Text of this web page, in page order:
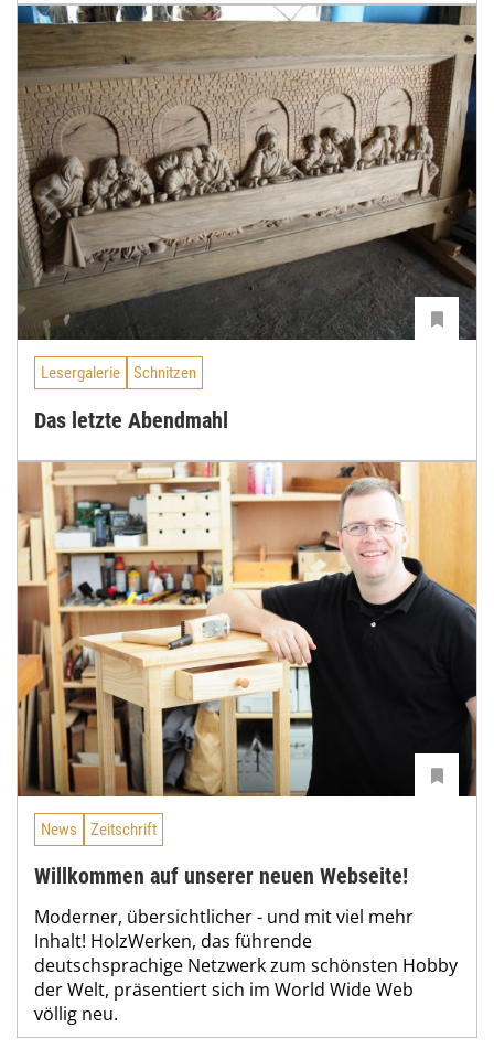
Lesergalerie Schnitzen
Das letzte Abendmahl
News Zeitschrift
Willkommen auf unserer neuen Webseite!
Moderner, übersichtlicher - und mit viel mehr
Inhalt! HolzWerken, das führende
deutschsprachige Netzwerk zum schönsten Hobby
der Welt, präsentiert sich im World Wide Web
völlig neu.